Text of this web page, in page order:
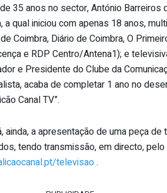
35 anos no sector, António Barreiros
a qual iniciou com apenas 18 anos,
Coimbra, Diário de Coimbra, O
e RDP Centro/Antena1); e
e Presidente do Clube da
acaba de completar 1 ano no
Canal TV”.
ainda, a apresentação de uma peça
tendo transmissão, em directo, pelo
televisao.